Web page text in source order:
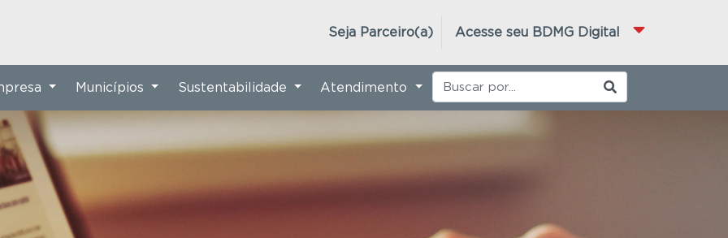
Acesse seu BDMG Digital
Seja Parceiro(a)
Municípios Sustentabilidade Atendimento